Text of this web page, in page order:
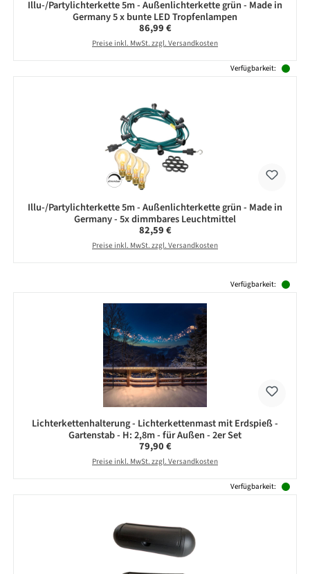
Illu-/Partylichterkette 5m - Außenlichterkette grün - Made in
Germany 5 x bunte LED Tropfenlampen
Regulärer Preis:
86,99 €
Preise inkl. MwSt. zzgl. Versandkosten
Verfügbarkeit:
Illu-/Partylichterkette 5m - Außenlichterkette grün - Made in
Germany - 5x dimmbares Leuchtmittel
Regulärer Preis:
82,59 €
Preise inkl. MwSt. zzgl. Versandkosten
Verfügbarkeit:
Lichterkettenhalterung - Lichterkettenmast mit Erdspieß -
Gartenstab - H: 2,8m - für Außen - 2er Set
Regulärer Preis:
79,90 €
Preise inkl. MwSt. zzgl. Versandkosten
Verfügbarkeit: